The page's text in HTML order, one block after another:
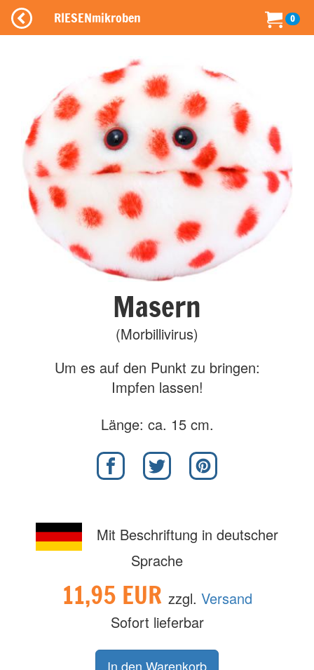
RIESENmikroben 0
Masern
(Morbillivirus)
Um es auf den Punkt zu bringen:
Impfen lassen!
Länge: ca. 15 cm.
Mit Beschriftung in deutscher
Sprache
11,95 EUR zzgl. Versand
Sofort lieferbar